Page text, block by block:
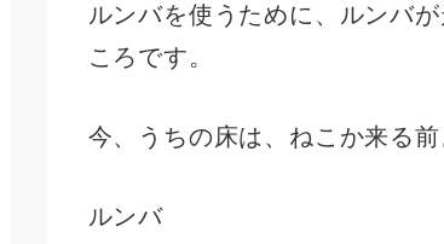
ルンバを使うために、ルンバ
ころです。
今、うちの床は、ねこか来る
ルンバ